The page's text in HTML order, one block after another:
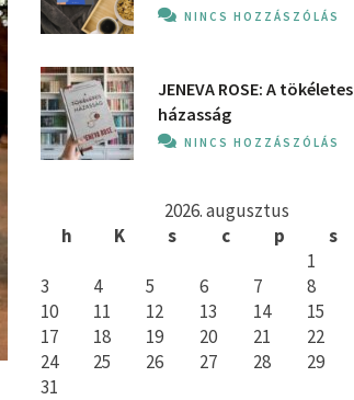
NINCS HOZZÁSZÓLÁS
JENEVA ROSE: A ​tökéletes
házasság
NINCS HOZZÁSZÓLÁS
2026. augusztus
h
K s c p s
1
3
4 5 6 7 8
10
11 12 13 14 15
17
18 19 20 21 22
24
25 26 27 28 29
31